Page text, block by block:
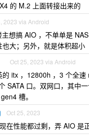
的 M.2 上面转接出来的
2023 via Android
主想搞 AIO ，不单单是
大；另外，就是体积超小
Oct 25, 2023 via Android
的 itx ，12800h ，3 个全速
SATA 口。双网口，其中
槽。
Oct 25, 2023
在性能都过剩，弄 AIO 是